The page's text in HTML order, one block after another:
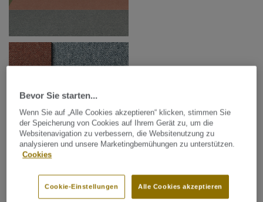
Bevor Sie starten...
Wenn Sie auf „Alle Cookies akzeptieren“ klicken, stimmen Sie
der Speicherung von Cookies auf Ihrem Gerät zu, um die
Websitenavigation zu verbessern, die Websitenutzung zu
analysieren und unsere Marketingbemühungen zu unterstützen.
Cookies
Alle Cookies akzeptieren
Cookie-Einstellungen